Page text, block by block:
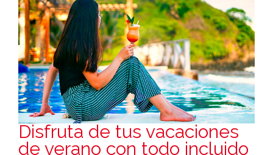
Disfruta de tus vacaciones
de verano con todo incluido